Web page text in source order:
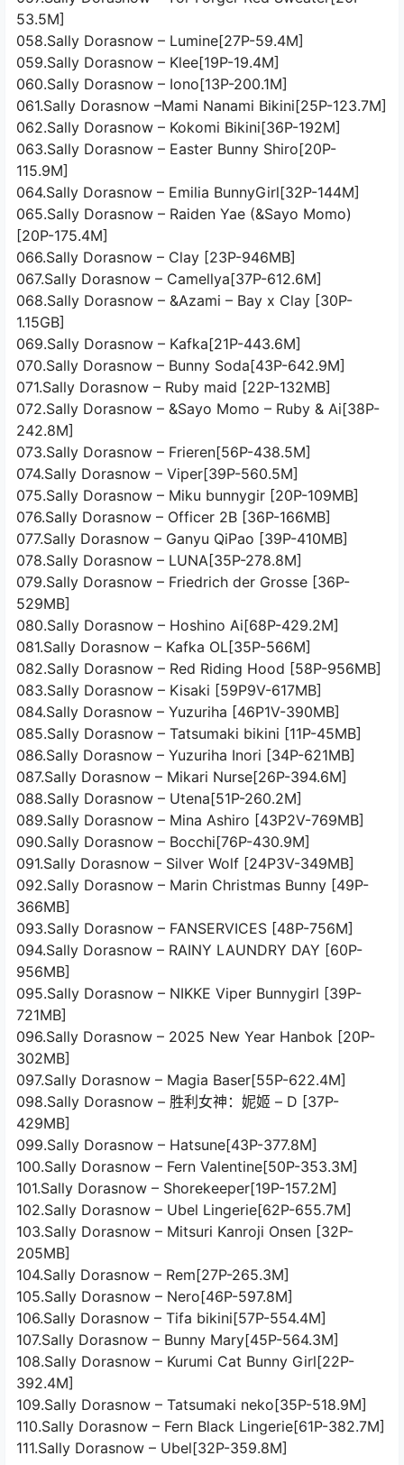
53.5M]
058.Sally Dorasnow – Lumine[27P-59.4M]
059.Sally Dorasnow – Klee[19P-19.4M]
060.Sally Dorasnow – Iono[13P-200.1M]
061.Sally Dorasnow –Mami Nanami Bikini[25P-123.7M]
062.Sally Dorasnow – Kokomi Bikini[36P-192M]
063.Sally Dorasnow – Easter Bunny Shiro[20P-
115.9M]
064.Sally Dorasnow – Emilia BunnyGirl[32P-144M]
065.Sally Dorasnow – Raiden Yae (&Sayo Momo)
[20P-175.4M]
066.Sally Dorasnow – Clay [23P-946MB]
067.Sally Dorasnow – Camellya[37P-612.6M]
068.Sally Dorasnow – &Azami – Bay x Clay [30P-
1.15GB]
069.Sally Dorasnow – Kafka[21P-443.6M]
070.Sally Dorasnow – Bunny Soda[43P-642.9M]
071.Sally Dorasnow – Ruby maid [22P-132MB]
072.Sally Dorasnow – &Sayo Momo – Ruby & Ai[38P-
242.8M]
073.Sally Dorasnow – Frieren[56P-438.5M]
074.Sally Dorasnow – Viper[39P-560.5M]
075.Sally Dorasnow – Miku bunnygir [20P-109MB]
076.Sally Dorasnow – Officer 2B [36P-166MB]
077.Sally Dorasnow – Ganyu QiPao [39P-410MB]
078.Sally Dorasnow – LUNA[35P-278.8M]
079.Sally Dorasnow – Friedrich der Grosse [36P-
529MB]
080.Sally Dorasnow – Hoshino Ai[68P-429.2M]
081.Sally Dorasnow – Kafka OL[35P-566M]
082.Sally Dorasnow – Red Riding Hood [58P-956MB]
083.Sally Dorasnow – Kisaki [59P9V-617MB]
084.Sally Dorasnow – Yuzuriha [46P1V-390MB]
085.Sally Dorasnow – Tatsumaki bikini [11P-45MB]
086.Sally Dorasnow – Yuzuriha Inori [34P-621MB]
087.Sally Dorasnow – Mikari Nurse[26P-394.6M]
088.Sally Dorasnow – Utena[51P-260.2M]
089.Sally Dorasnow – Mina Ashiro [43P2V-769MB]
090.Sally Dorasnow – Bocchi[76P-430.9M]
091.Sally Dorasnow – Silver Wolf [24P3V-349MB]
092.Sally Dorasnow – Marin Christmas Bunny [49P-
366MB]
093.Sally Dorasnow – FANSERVICES [48P-756M]
094.Sally Dorasnow – RAINY LAUNDRY DAY [60P-
956MB]
095.Sally Dorasnow – NIKKE Viper Bunnygirl [39P-
721MB]
096.Sally Dorasnow – 2025 New Year Hanbok [20P-
302MB]
097.Sally Dorasnow – Magia Baser[55P-622.4M]
098.Sally Dorasnow – 胜利女神：妮姬 – D [37P-
429MB]
099.Sally Dorasnow – Hatsune[43P-377.8M]
100.Sally Dorasnow – Fern Valentine[50P-353.3M]
101.Sally Dorasnow – Shorekeeper[19P-157.2M]
102.Sally Dorasnow – Ubel Lingerie[62P-655.7M]
103.Sally Dorasnow – Mitsuri Kanroji Onsen [32P-
205MB]
104.Sally Dorasnow – Rem[27P-265.3M]
105.Sally Dorasnow – Nero[46P-597.8M]
106.Sally Dorasnow – Tifa bikini[57P-554.4M]
107.Sally Dorasnow – Bunny Mary[45P-564.3M]
108.Sally Dorasnow – Kurumi Cat Bunny Girl[22P-
392.4M]
109.Sally Dorasnow – Tatsumaki neko[35P-518.9M]
110.Sally Dorasnow – Fern Black Lingerie[61P-382.7M]
111.Sally Dorasnow – Ubel[32P-359.8M]